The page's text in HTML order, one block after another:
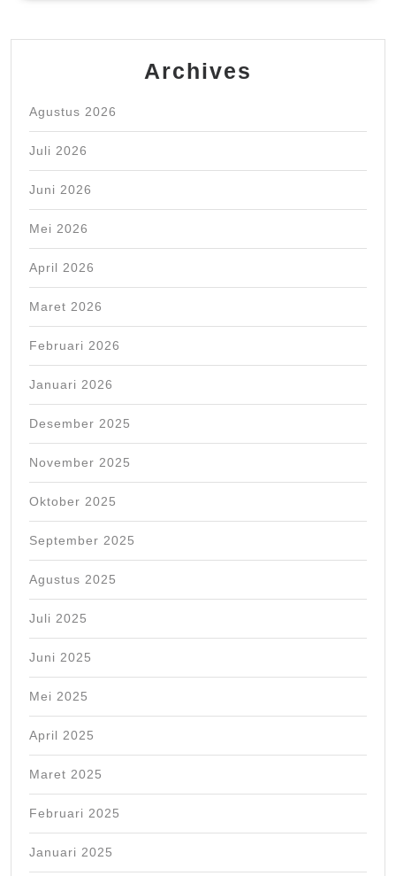
Archives
Agustus 2026
Juli 2026
Juni 2026
Mei 2026
April 2026
Maret 2026
Februari 2026
Januari 2026
Desember 2025
November 2025
Oktober 2025
September 2025
Agustus 2025
Juli 2025
Juni 2025
Mei 2025
April 2025
Maret 2025
Februari 2025
Januari 2025